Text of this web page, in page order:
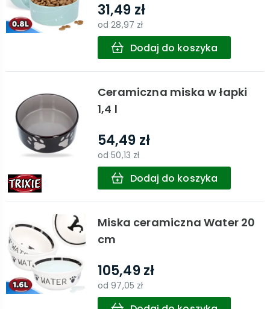
31,49 zł
od28,97 zł
Dodaj do koszyka
Ceramiczna miska w łapki
1,4 l
54,49 zł
od50,13 zł
Dodaj do koszyka
Miska ceramiczna Water 20
cm
105,49 zł
od97,05 zł